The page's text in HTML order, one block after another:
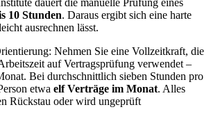
dauert die manuelle Prüfung eines
10 Stunden. Daraus ergibt sich eine harte
ausrechnen lässt.
Nehmen Sie eine Vollzeitkraft, die
auf Vertragsprüfung verwendet –
Bei durchschnittlich sieben Stunden pro
etwa elf Verträge im Monat. Alles
Rückstau oder wird ungeprüft